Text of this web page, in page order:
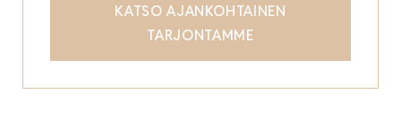
KATSO AJANKOHTAINEN
TARJONTAMME